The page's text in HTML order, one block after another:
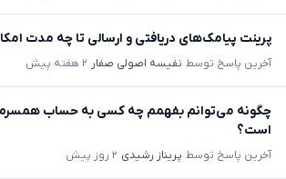
پرینت پیامک‌های دریافتی و ارسالی تا چه مدت
آخرین پاسخ توسط نفیسه اصولی صفار ۲ هفته پیش
چگونه می‌توانم بفهمم چه کسی به حساب همسرم
است؟
آخرین پاسخ توسط پریناز رشیدی ۲ روز پیش